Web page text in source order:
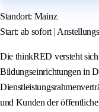
Standort: Mainz
Start: ab sofort |
Die thinkRED versteht
Bildungseinrichtungen in
und Kunden der